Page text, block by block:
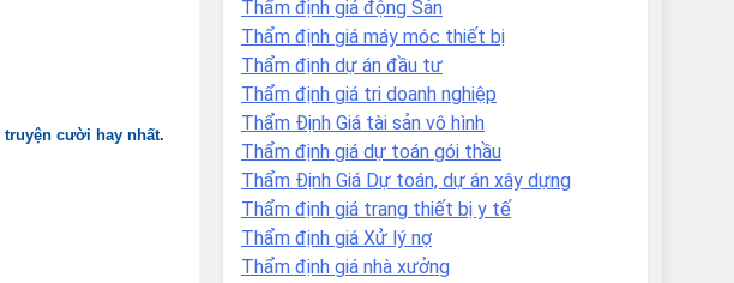
truyện cười hay nhất.
Thẩm định giá động Sản
Thẩm định giá máy móc thiết bị
Thẩm định dự án đầu tư
Thẩm định giá tri doanh nghiệp
Thẩm Định Giá tài sản vô hình
Thẩm định giá dự toán gói thầu
Thẩm Định Giá Dự toán, dự án xây dựng
Thẩm định giá trang thiết bị y tế
Thẩm định giá Xử lý nợ
Thẩm định giá nhà xưởng